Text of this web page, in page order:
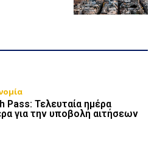
Pass: Τελευταία ημέρα
για την υποβολή αιτήσεων